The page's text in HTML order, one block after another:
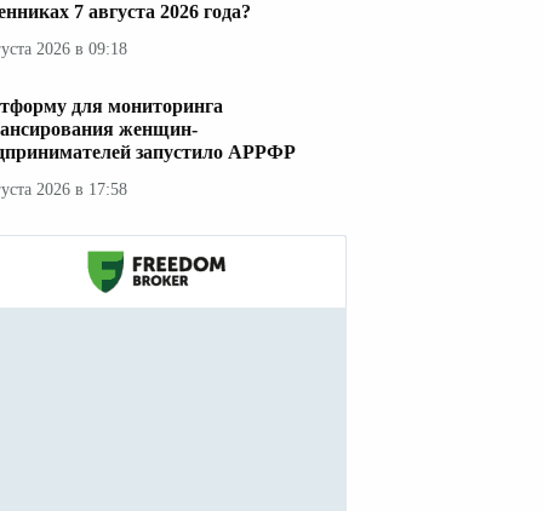
7 августа 2026 года?
2026 в 09:18
для мониторинга
женщин-
запустило АРРФР
2026 в 17:58